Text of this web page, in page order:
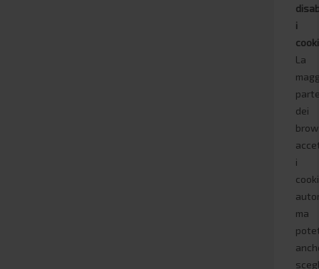
i
La
dei
i
ma